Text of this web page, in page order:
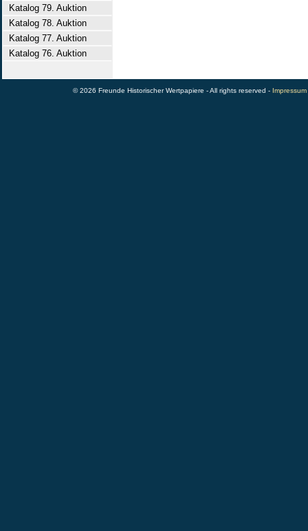
Katalog 79. Auktion
Katalog 78. Auktion
Katalog 77. Auktion
Katalog 76. Auktion
© 2026 Freunde Historischer Wertpapiere - All rights reserved - Impressum